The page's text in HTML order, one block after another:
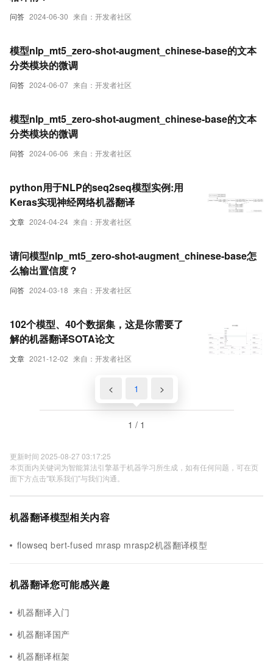
问答 2024-06-30 来自：开发者社区
问答 2024-06-07 来自：开发者社区
模型nlp_mt5_zero-shot-augment_chinese-base的文本
分类模块的微调
问答 2024-06-06 来自：开发者社区
模型nlp_mt5_zero-shot-augment_chinese-base的文本
分类模块的微调
文章 2024-04-24 来自：开发者社区
python用于NLP的seq2seq模型实例:用
Keras实现神经网络机器翻译
问答 2024-03-18 来自：开发者社区
请问模型nlp_mt5_zero-shot-augment_chinese-base怎
么输出置信度？
文章 2021-12-02 来自：开发者社区
102个模型、40个数据集，这是你需要了
解的机器翻译SOTA论文
< 1 >
1 / 1
更新时间 2025-08-27 03:17:25
本页面内关键词为智能算法引擎基于机器学习所生成，如有任何问题，可在页
面下方点击"联系我们"与我们沟通。
机器翻译模型相关内容
flowseq bert-fused mrasp mrasp2机器翻译模型
机器翻译您可能感兴趣
机器翻译入门
机器翻译国产
机器翻译框架